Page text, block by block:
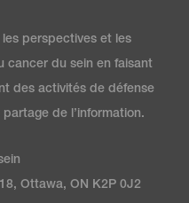
les perspectives et les
cancer du sein en faisant
des activités de défense
de l’information.
Ottawa, ON K2P 0J2